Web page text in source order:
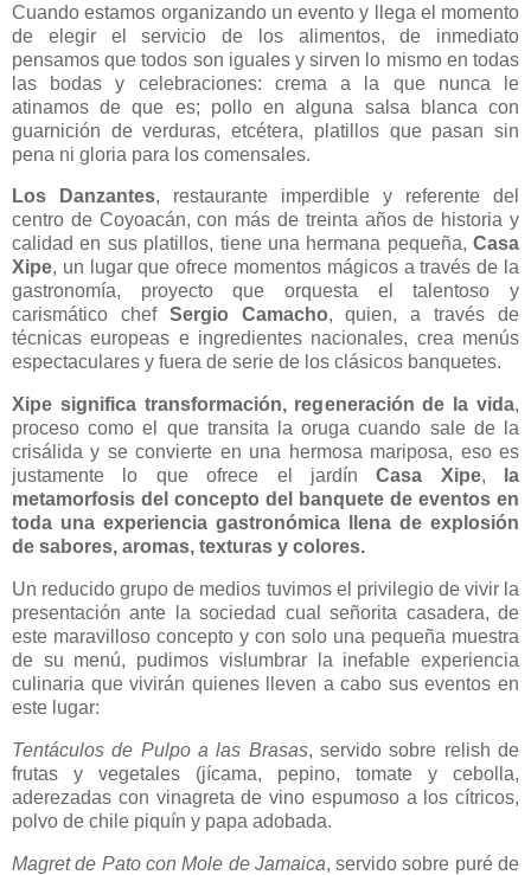
Cuando estamos organizando un evento y llega el momento
de elegir el servicio de los alimentos, de inmediato
pensamos que todos son iguales y sirven lo mismo en todas
las bodas y celebraciones: crema a la que nunca le
atinamos de que es; pollo en alguna salsa blanca con
guarnición de verduras, etcétera, platillos que pasan sin
pena ni gloria para los comensales.
Los Danzantes, restaurante imperdible y referente del
centro de Coyoacán, con más de treinta años de historia y
calidad en sus platillos, tiene una hermana pequeña, Casa
Xipe, un lugar que ofrece momentos mágicos a través de la
gastronomía, proyecto que orquesta el talentoso y
carismático chef Sergio Camacho, quien, a través de
técnicas europeas e ingredientes nacionales, crea menús
espectaculares y fuera de serie de los clásicos banquetes.
Xipe significa transformación, regeneración de la vida,
proceso como el que transita la oruga cuando sale de la
crisálida y se convierte en una hermosa mariposa, eso es
justamente lo que ofrece el jardínCasa Xipe, la
metamorfosis del concepto del banquete de eventos en
toda una experiencia gastronómica llena de explosión
de sabores, aromas, texturas y colores.
Un reducido grupo de medios tuvimos el privilegio de vivir la
presentación ante la sociedad cual señorita casadera, de
este maravilloso concepto y con solo una pequeña muestra
de su menú, pudimos vislumbrar la inefable experiencia
culinaria que vivirán quienes lleven a cabo sus eventos en
este lugar:
Tentáculos de Pulpo a las Brasas, servido sobre relish de
frutas y vegetales (jícama, pepino, tomate y cebolla,
aderezadas con vinagreta de vino espumoso a los cítricos,
polvo de chile piquín y papa adobada.
Magret de Pato con Mole de Jamaica, servido sobre puré de